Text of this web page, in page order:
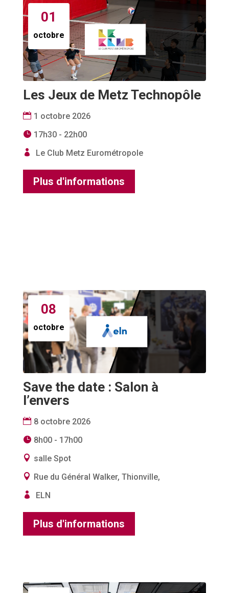
01
octobre
Les Jeux de Metz Technopôle
1 octobre 2026
17h30 - 22h00
Le Club Metz Eurométropole
Plus d'informations
08
octobre
Save the date : Salon à
l’envers
8 octobre 2026
8h00 - 17h00
salle Spot
Rue du Général Walker, Thionville,
ELN
Plus d'informations